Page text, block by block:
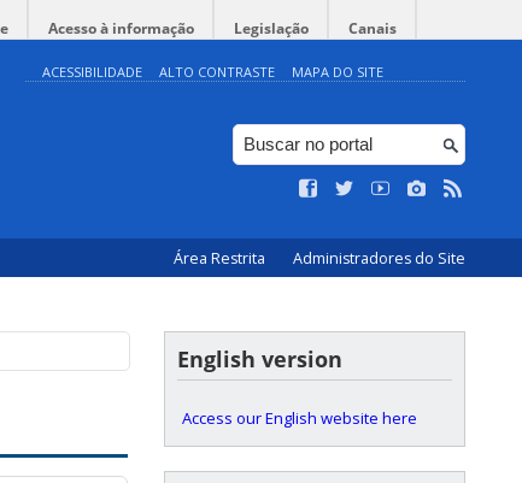
Acesso à informação Legislação Canais
ACESSIBILIDADE ALTO CONTRASTE MAPA DO SITE
Área Restrita Administradores do Site
English version
Access our English website here